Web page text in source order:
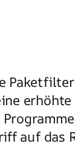
auf das